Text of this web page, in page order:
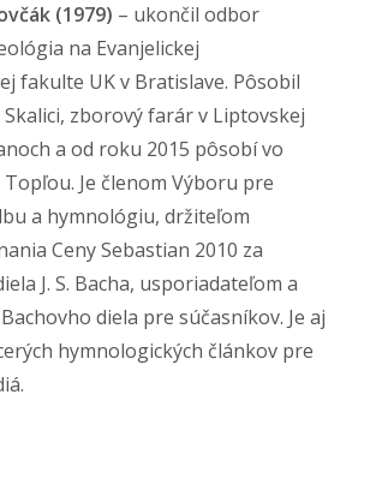
(1979) – ukončil odbor
na Evanjelickej
fakulte UK v Bratislave. Pôsobil
zborový farár v Liptovskej
a od roku 2015 pôsobí vo
Je členom Výboru pre
a hymnológiu, držiteľom
Ceny Sebastian 2010 za
J. S. Bacha, usporiadateľom a
diela pre súčasníkov. Je aj
hymnologických článkov pre